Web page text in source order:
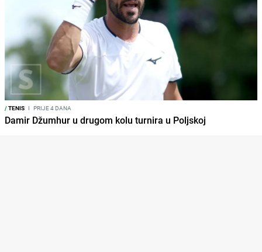
/TENIS I PRIJE 4 DANA
Damir Džumhur u drugom kolu turnira u Poljskoj